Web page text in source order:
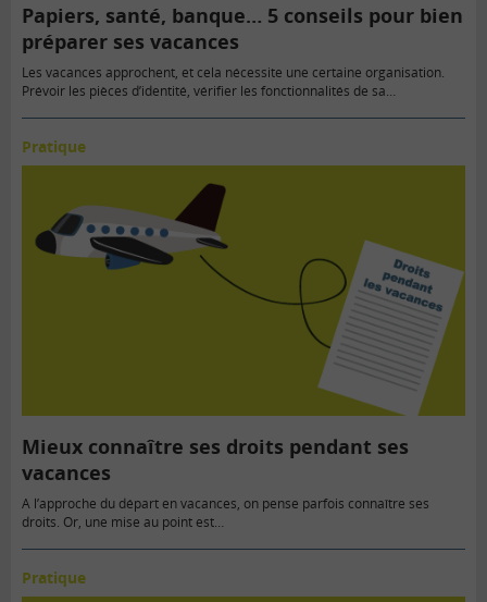
Papiers, santé, banque… 5 conseils pour bien
préparer ses vacances
Les vacances approchent, et cela nécessite une certaine organisation.
Prévoir les pièces d’identité, vérifier les fonctionnalités de sa…
Pratique
Mieux connaître ses droits pendant ses
vacances
A l’approche du départ en vacances, on pense parfois connaître ses
droits. Or, une mise au point est…
Pratique